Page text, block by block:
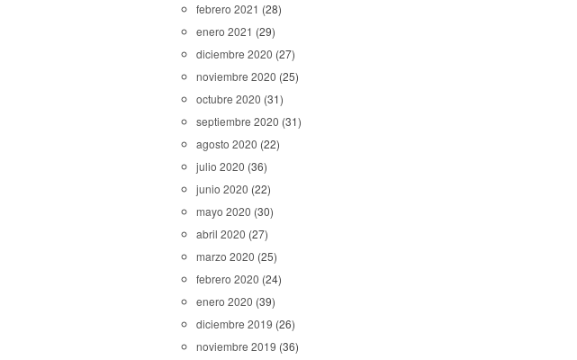
febrero 2021 (28)
enero 2021 (29)
diciembre 2020 (27)
noviembre 2020 (25)
octubre 2020 (31)
septiembre 2020 (31)
agosto 2020 (22)
julio 2020 (36)
junio 2020 (22)
mayo 2020 (30)
abril 2020 (27)
marzo 2020 (25)
febrero 2020 (24)
enero 2020 (39)
diciembre 2019 (26)
noviembre 2019 (36)